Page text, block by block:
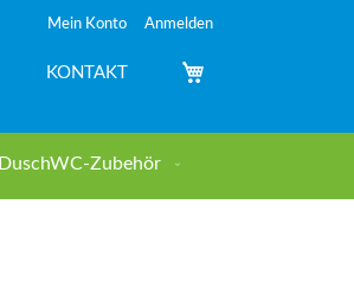
Mein Konto Anmelden
KONTAKT
DuschWC-Zubehör